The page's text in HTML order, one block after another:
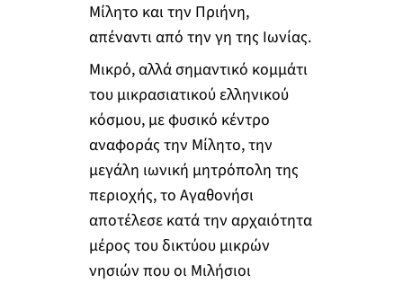
Μίλητο και την Πριήνη,
απέναντι από την γη της Ιωνίας.
Μικρό, αλλά σημαντικό κομμάτι
του μικρασιατικού ελληνικού
κόσμου, με φυσικό κέντρο
αναφοράς την Μίλητο, την
μεγάλη ιωνική μητρόπολη της
περιοχής, το Αγαθονήσι
αποτέλεσε κατά την αρχαιότητα
μέρος του δικτύου μικρών
νησιών που οι Μιλήσιοι